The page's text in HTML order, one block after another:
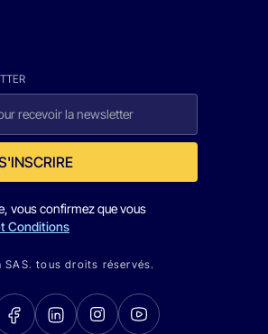
vous confirmez que vous
Conditions
tous droits réservés.